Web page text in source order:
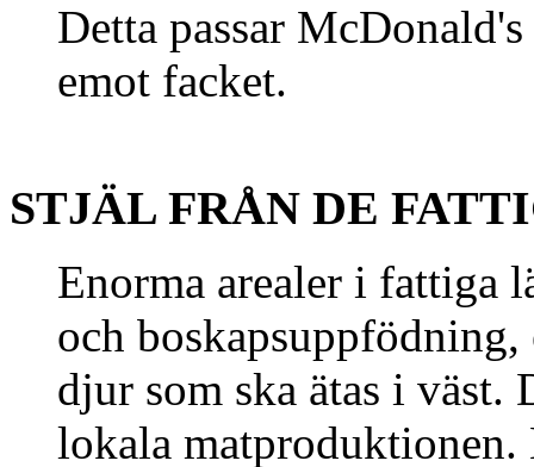
Detta passar
emot facket.
STJÄL FRÅN DE
Enorma arealer i fattiga
och
djur som ska ätas i väst.
lokala